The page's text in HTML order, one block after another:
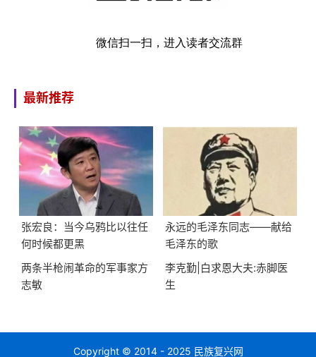
微信扫一扫，进入读者交流群
最新推荐
张宏良：当今乌鸦比以往任
何时候都更黑
永远的毛泽东同志——献给
毛泽东的歌
两条半枪闹革命的军事家方
志敏
李克勤|白求恩大夫:赤脚医
生
Copyright © 2014 - 2025 民族复兴网